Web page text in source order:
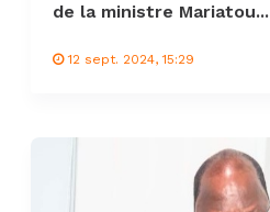
de la ministre Mariatou...
12 sept. 2024, 15:29